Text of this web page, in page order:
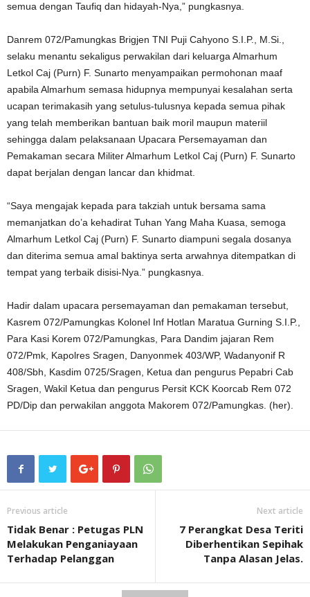
semua dengan Taufiq dan hidayah-Nya,” pungkasnya.
Danrem 072/Pamungkas Brigjen TNI Puji Cahyono S.I.P., M.Si.,
selaku menantu sekaligus perwakilan dari keluarga Almarhum
Letkol Caj (Purn) F. Sunarto menyampaikan permohonan maaf
apabila Almarhum semasa hidupnya mempunyai kesalahan serta
ucapan terimakasih yang setulus-tulusnya kepada semua pihak
yang telah memberikan bantuan baik moril maupun materiil
sehingga dalam pelaksanaan Upacara Persemayaman dan
Pemakaman secara Militer Almarhum Letkol Caj (Purn) F. Sunarto
dapat berjalan dengan lancar dan khidmat.
“Saya mengajak kepada para takziah untuk bersama sama
memanjatkan do’a kehadirat Tuhan Yang Maha Kuasa, semoga
Almarhum Letkol Caj (Purn) F. Sunarto diampuni segala dosanya
dan diterima semua amal baktinya serta arwahnya ditempatkan di
tempat yang terbaik disisi-Nya.” pungkasnya.
Hadir dalam upacara persemayaman dan pemakaman tersebut,
Kasrem 072/Pamungkas Kolonel Inf Hotlan Maratua Gurning S.I.P.,
Para Kasi Korem 072/Pamungkas, Para Dandim jajaran Rem
072/Pmk, Kapolres Sragen, Danyonmek 403/WP, Wadanyonif R
408/Sbh, Kasdim 0725/Sragen, Ketua dan pengurus Pepabri Cab
Sragen, Wakil Ketua dan pengurus Persit KCK Koorcab Rem 072
PD/Dip dan perwakilan anggota Makorem 072/Pamungkas. (her).
Previous article
Tidak Benar : Petugas PLN
Melakukan Penganiayaan
Terhadap Pelanggan
Next article
7 Perangkat Desa Teriti
Diberhentikan Sepihak
Tanpa Alasan Jelas.